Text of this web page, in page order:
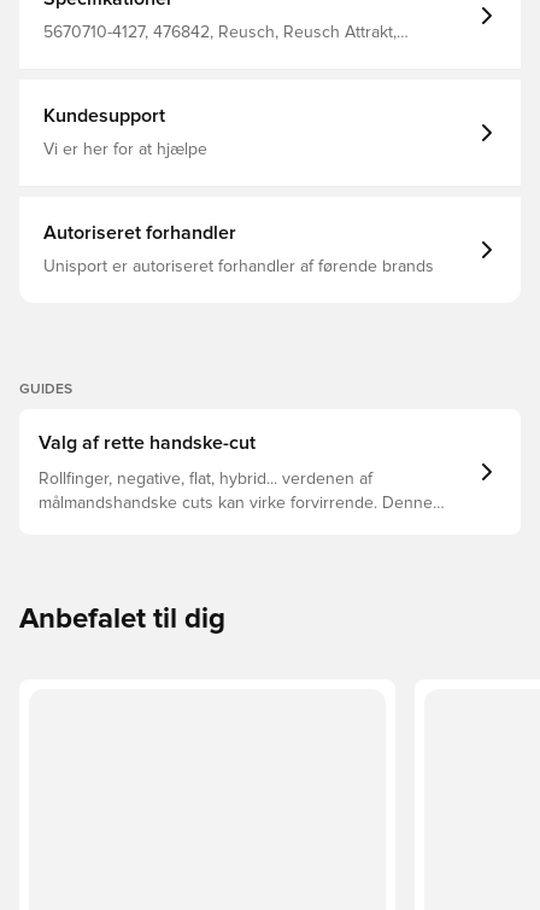
5670710-4127, 476842, Reusch, Reusch Attrakt,
Kundesupport
Vi er her for at hjælpe
Autoriseret forhandler
Unisport er autoriseret forhandler af førende brands
GUIDES
Valg af rette handske-cut
Rollfinger, negative, flat, hybrid... verdenen af
målmandshandske cuts kan virke forvirrende. Denne
Anbefalet til dig